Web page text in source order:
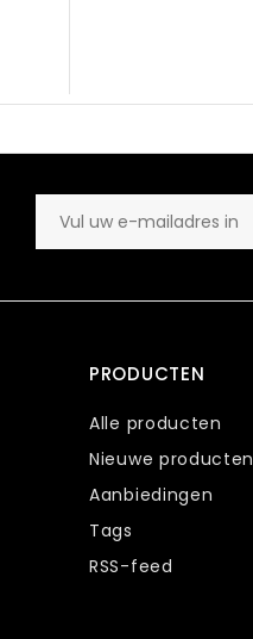
PRODUCTEN
Alle producten
Nieuwe producten
Aanbiedingen
Tags
RSS-feed